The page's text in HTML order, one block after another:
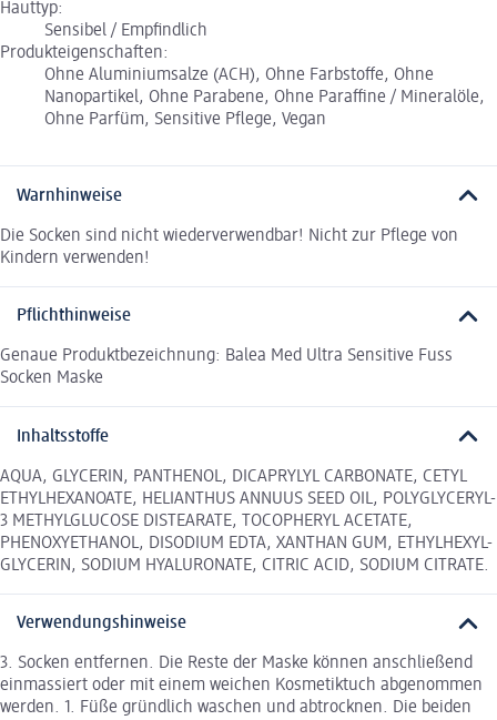
Hauttyp:
Sensibel / Empfindlich
Produkteigenschaften:
Ohne Aluminiumsalze (ACH), Ohne Farbstoffe, Ohne
Nanopartikel, Ohne Parabene, Ohne Paraffine / Mineralöle,
Ohne Parfüm, Sensitive Pflege, Vegan
Warnhinweise
Die Socken sind nicht wiederverwendbar! Nicht zur Pflege von
Kindern verwenden!
Pflichthinweise
Genaue Produktbezeichnung: Balea Med Ultra Sensitive Fuss
Socken Maske
Inhaltsstoffe
AQUA, GLYCERIN, PANTHENOL, DICAPRYLYL CARBONATE, CETYL
ETHYLHEXANOATE, HELIANTHUS ANNUUS SEED OIL, POLYGLYCERYL-
3 METHYLGLUCOSE DISTEARATE, TOCOPHERYL ACETATE,
PHENOXYETHANOL, DISODIUM EDTA, XANTHAN GUM, ETHYLHEXYL-
GLYCERIN, SODIUM HYALURONATE, CITRIC ACID, SODIUM CITRATE.
Verwendungshinweise
3. Socken entfernen. Die Reste der Maske können anschließend
einmassiert oder mit einem weichen Kosmetiktuch abgenommen
werden. 1. Füße gründlich waschen und abtrocknen. Die beiden